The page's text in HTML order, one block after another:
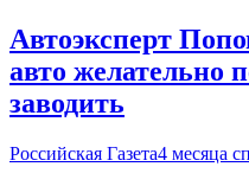
Автоэксперт
авто желательно
заводить
Российская Газета4 месяца